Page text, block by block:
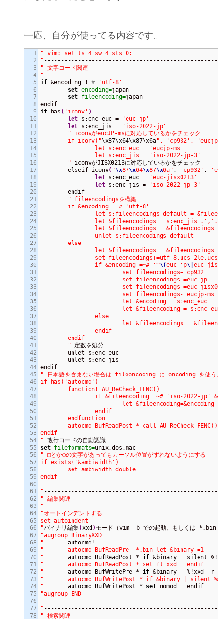
一応、自分が使ってる内容です。
1
2
3
4
5
6
7
8
9
10
11
12
13
14
15
16
17
18
19
20
21
22
23
24
25
26
27
28
29
30
31
32
33
34
35
36
37
38
39
40
41
42
43
44
45
46
47
48
49
50
51
52
53
54
55
56
57
58
59
60
61
62
63
64
65
66
67
68
69
70
71
72
73
74
75
76
77
78
" vim: set ts=4 sw=4 sts=0:
"
" 文字コード関連
"
if &encoding !=#
'utf-8'
set encoding=japan
set fileencoding=japan
if has ( 'iconv' )
let s:enc_euc =
'euc-jp'
let s:enc_jis =
'iso-2022-jp'
" iconvがeucJP-msに対応しているかをチェック
	if iconv("
\x87\x64\x87\x6a", 'cp932',
	"
iconvがJISX0213に対応しているかをチェック
	elseif iconv
( "\x87\x64\x87\x6a" , 'cp932' ,
let s:enc_euc =
'euc-jisx0213'
let s:enc_jis =
'iso-2022-jp-3'
	endif
" fileencodingsを構築
	else
		if &encoding =~# '^
\(euc-jp\|euc-
		else
		endif
	endif
	"
定数を処分
" 日本語を含まない場合は fileencoding に encoding を使う
if has('autocmd')
if &fileencoding =~# 'iso-2022-jp'
		endif
	endfunction
	autocmd BufReadPost * call AU_ReCheck_FENC()
endif
"
set fileformats=
" □とか○の文字があってもカーソル位置がずれないようにする
if exists('&ambiwidth')
endif
"
" 編集関連
"
"オートインデントする
set autoindent
"バイナリ編集(xxd )
"augroup BinaryXXD
"
"	autocmd BufReadPre  *.bin let &binary =1
"
	autocmd BufReadPost *
if &binary | silent
"	autocmd BufReadPost * set ft=xxd | endif
"
	autocmd BufWritePre *
if
"	autocmd BufWritePost * if &binary | silent %!xxd -g 1
"
	autocmd BufWritePost *
set
"augroup END
"
" 検索関連